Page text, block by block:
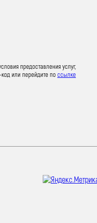
предоставления услуг,
код или перейдите поссылке